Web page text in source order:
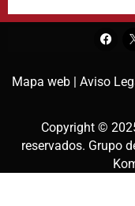
Mapa web | Aviso
Copyright ©
reservados. Grupo